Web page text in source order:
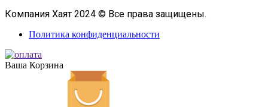
Компания Хаят 2024 © Все права защищены.
Политика конфиденциальности
Ваша Корзина